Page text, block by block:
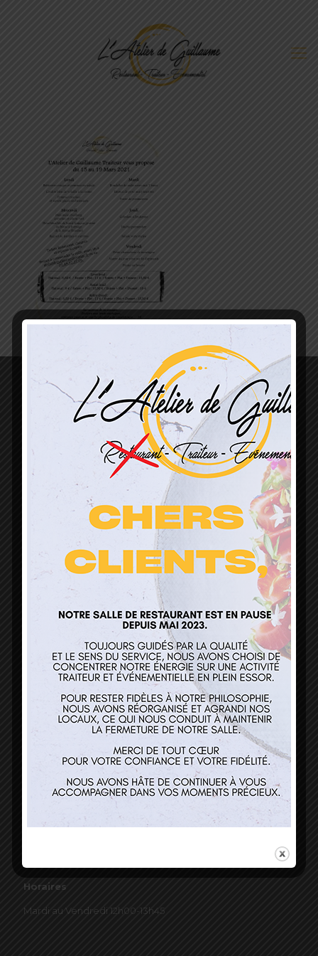
L’Atelier de Guillaume
1 Lieu Dit Sur Les Prés
68160 Sainte Marie Aux Mines
contact@atelierdeguillaume.fr
Nos services
Restaurant
Contact
Horaires
Mardi au Vendredi 12h00-13h45